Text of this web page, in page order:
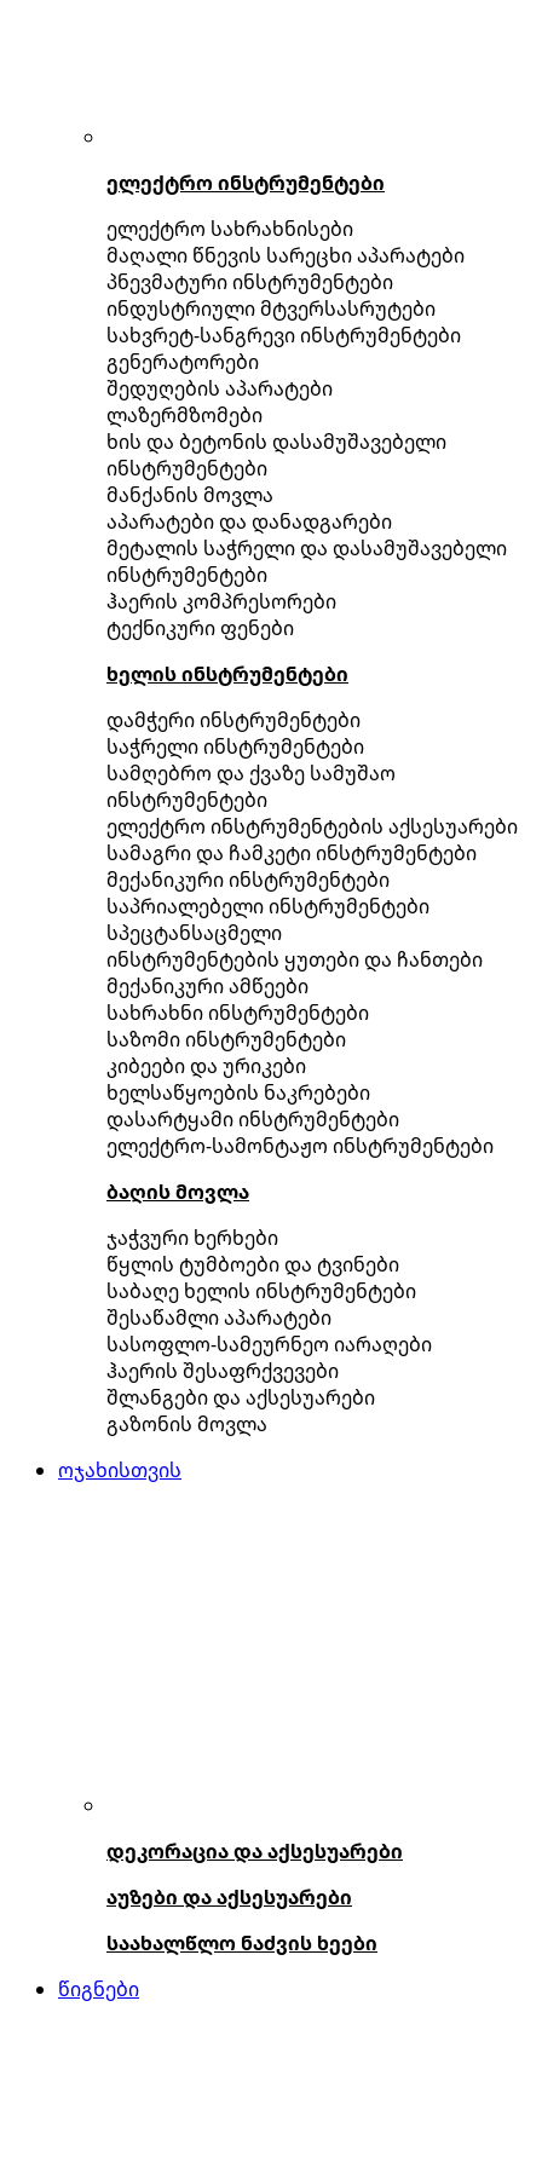
ელექტრო ინსტრუმენტები
ელექტრო სახრახნისები
მაღალი წნევის სარეცხი აპარატები
პნევმატური ინსტრუმენტები
ინდუსტრიული მტვერსასრუტები
სახვრეტ-სანგრევი ინსტრუმენტები
გენერატორები
შედუღების აპარატები
ლაზერმზომები
ხის და ბეტონის დასამუშავებელი
ინსტრუმენტები
მანქანის მოვლა
აპარატები და დანადგარები
მეტალის საჭრელი და დასამუშავებელი
ინსტრუმენტები
ჰაერის კომპრესორები
ტექნიკური ფენები
ხელის ინსტრუმენტები
დამჭერი ინსტრუმენტები
საჭრელი ინსტრუმენტები
სამღებრო და ქვაზე სამუშაო
ინსტრუმენტები
ელექტრო ინსტრუმენტების აქსესუარები
სამაგრი და ჩამკეტი ინსტრუმენტები
მექანიკური ინსტრუმენტები
საპრიალებელი ინსტრუმენტები
სპეცტანსაცმელი
ინსტრუმენტების ყუთები და ჩანთები
მექანიკური ამწეები
სახრახნი ინსტრუმენტები
საზომი ინსტრუმენტები
კიბეები და ურიკები
ხელსაწყოების ნაკრებები
დასარტყამი ინსტრუმენტები
ელექტრო-სამონტაჟო ინსტრუმენტები
ბაღის მოვლა
ჯაჭვური ხერხები
წყლის ტუმბოები და ტვინები
საბაღე ხელის ინსტრუმენტები
შესაწამლი აპარატები
სასოფლო-სამეურნეო იარაღები
ჰაერის შესაფრქვევები
შლანგები და აქსესუარები
გაზონის მოვლა
ოჯახისთვის
დეკორაცია და აქსესუარები
აუზები და აქსესუარები
საახალწლო ნაძვის ხეები
წიგნები